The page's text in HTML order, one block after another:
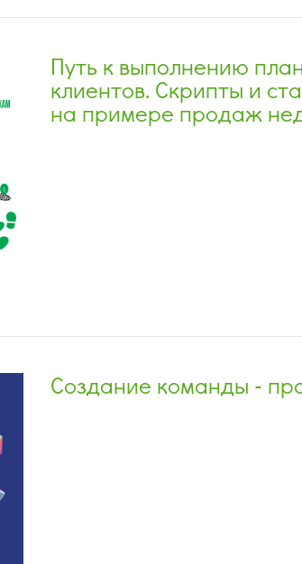
Путь к выполнению
клиентов. Скрипты и
на примере продаж
Создание команды -